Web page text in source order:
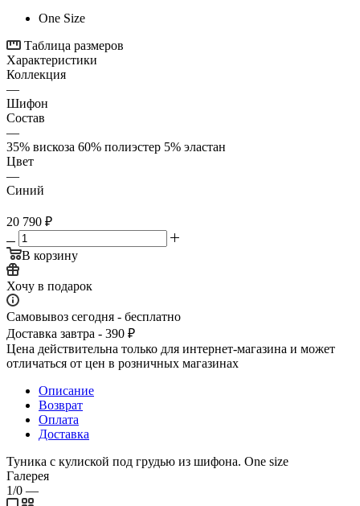
One Size
Таблица размеров
Характеристики
Коллекция
—
Шифон
Состав
—
35% вискоза 60% полиэстер 5% эластан
Цвет
—
Синий
20 790 ₽
В корзину
Хочу в подарок
Самовывоз сегодня - бесплатно
Доставка завтра - 390 ₽
Цена действительна только для интернет-магазина и может
отличаться от цен в розничных магазинах
Описание
Возврат
Оплата
Доставка
Туника с кулиской под грудью из шифона. One size
Галерея
1/0 —